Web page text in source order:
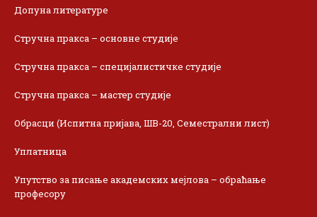
Допуна литературе
Стручна пракса – основне студије
Стручна пракса – специјалистичке студије
Стручна пракса – мастер студије
Обрасци (Испитна пријава, ШВ-20, Семестрални лист)
Уплатница
Упутство за писање академских мејлова – обраћање
професору